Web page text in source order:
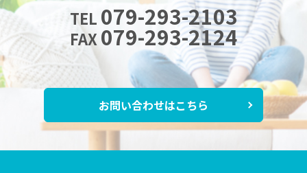
TEL 079-293-2103
FAX079-293-2124
お問い合わせはこちら